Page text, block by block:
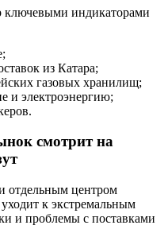
ключевыми индикаторами
из Катара;
газовых хранилищ;
и электроэнергию;
смотрит на
отдельным центром
к экстремальным
и проблемы с поставками